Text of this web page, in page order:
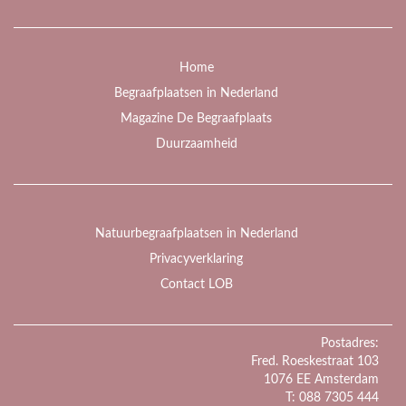
Home
Begraafplaatsen in Nederland
Magazine De Begraafplaats
Duurzaamheid
Natuurbegraafplaatsen in Nederland
Privacyverklaring
Contact LOB
Postadres:
Fred. Roeskestraat 103
1076 EE Amsterdam
T: 088 7305 444